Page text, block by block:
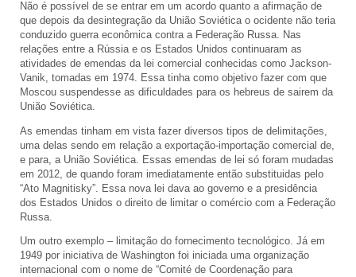
Não é possível de se entrar em um acordo quanto a afirmação de
que depois da desintegração da União Soviética o ocidente não teria
conduzido guerra econômica contra a Federação Russa. Nas
relações entre a Rússia e os Estados Unidos continuaram as
atividades de emendas da lei comercial conhecidas como Jackson-
Vanik, tomadas em 1974. Essa tinha como objetivo fazer com que
Moscou suspendesse as dificuldades para os hebreus de sairem da
União Soviética.
As emendas tinham em vista fazer diversos tipos de delimitações,
uma delas sendo em relação a exportação-importação comercial de,
e para, a União Soviética. Essas emendas de lei só foram mudadas
em 2012, de quando foram imediatamente então substituidas pelo
“Ato Magnitisky”. Essa nova lei dava ao governo e a presidência
dos Estados Unidos o direito de limitar o comércio com a Federação
Russa.
Um outro exemplo – limitação do fornecimento tecnológico. Já em
1949 por iniciativa de Washington foi iniciada uma organização
internacional com o nome de “Comité de Coordenação para